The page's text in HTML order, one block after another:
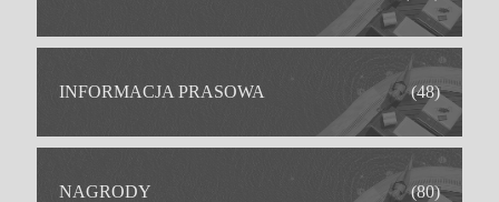
INFORMACJA PRASOWA (48)
NAGRODY (80)